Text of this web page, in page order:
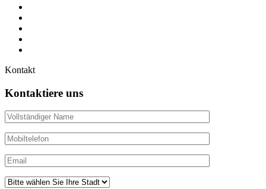
Kontakt
Kontaktiere uns